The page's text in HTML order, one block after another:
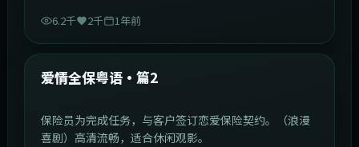
6.2千 2千 1年前
最新
爱情全保粤语·篇2
保险员为完成任务，与客户签订恋爱保险契约。（浪漫
喜剧）高清流畅，适合休闲观影。